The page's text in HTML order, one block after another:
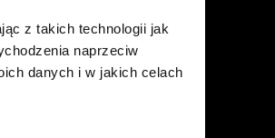
z takich technologii jak
naprzeciw
danych i w jakich celach